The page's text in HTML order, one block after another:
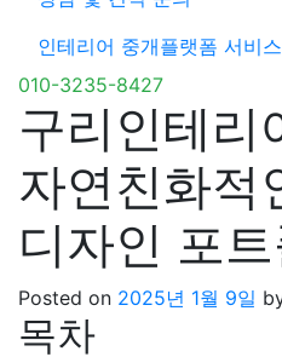
인테리어 중개플랫폼 서비
010-3235-8427
구리인테리
자연친화적
디자인 포
Posted on 2025년 1월 9일
목차